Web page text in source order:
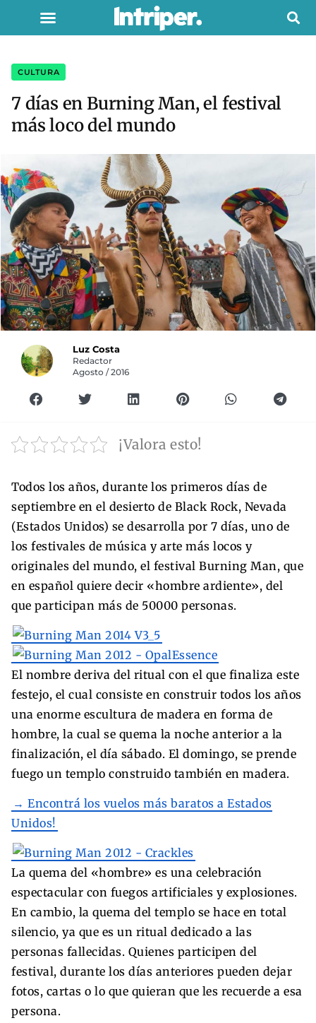
CULTURA
7 días en Burning Man, el festival
más loco del mundo
Luz Costa
Redactor
Agosto / 2016
¡Valora esto!
Todos los años, durante los primeros días de
septiembre en el desierto de Black Rock, Nevada
(Estados Unidos) se desarrolla por 7 días, uno de
los festivales de música y arte más locos y
originales del mundo, el festival Burning Man, que
en español quiere decir «hombre ardiente», del
que participan más de 50000 personas.
El nombre deriva del ritual con el que finaliza este
festejo, el cual consiste en construir todos los años
una enorme escultura de madera en forma de
hombre, la cual se quema la noche anterior a la
finalización, el día sábado. El domingo, se prende
fuego un templo construido también en madera.
→ Encontrá los vuelos más baratos a Estados
Unidos!
La quema del «hombre» es una celebración
espectacular con fuegos artificiales y explosiones.
En cambio, la quema del templo se hace en total
silencio, ya que es un ritual dedicado a las
personas fallecidas. Quienes participen del
festival, durante los días anteriores pueden dejar
fotos, cartas o lo que quieran que les recuerde a esa
persona.